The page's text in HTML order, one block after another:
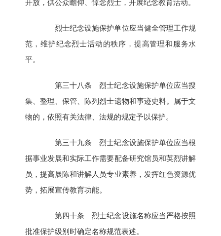
开放，供公众瞻仰、悼念烈士，开展纪念教育活动。
烈士纪念设施保护单位应当健全管理工作规
范，维护纪念烈士活动的秩序，提高管理和服务水
平。
第三十八条 烈士纪念设施保护单位应当搜
集、整理、保管、陈列烈士遗物和事迹史料。属于文
物的，依照有关法律、法规的规定予以保护。
第三十九条 烈士纪念设施保护单位应当根
据事业发展和实际工作需要配备研究馆员和英烈讲解
员，提高展陈和讲解人员专业素养，发挥红色资源优
势，拓展宣传教育功能。
第四十条 烈士纪念设施名称应当严格按照
批准保护级别时确定名称规范表述。